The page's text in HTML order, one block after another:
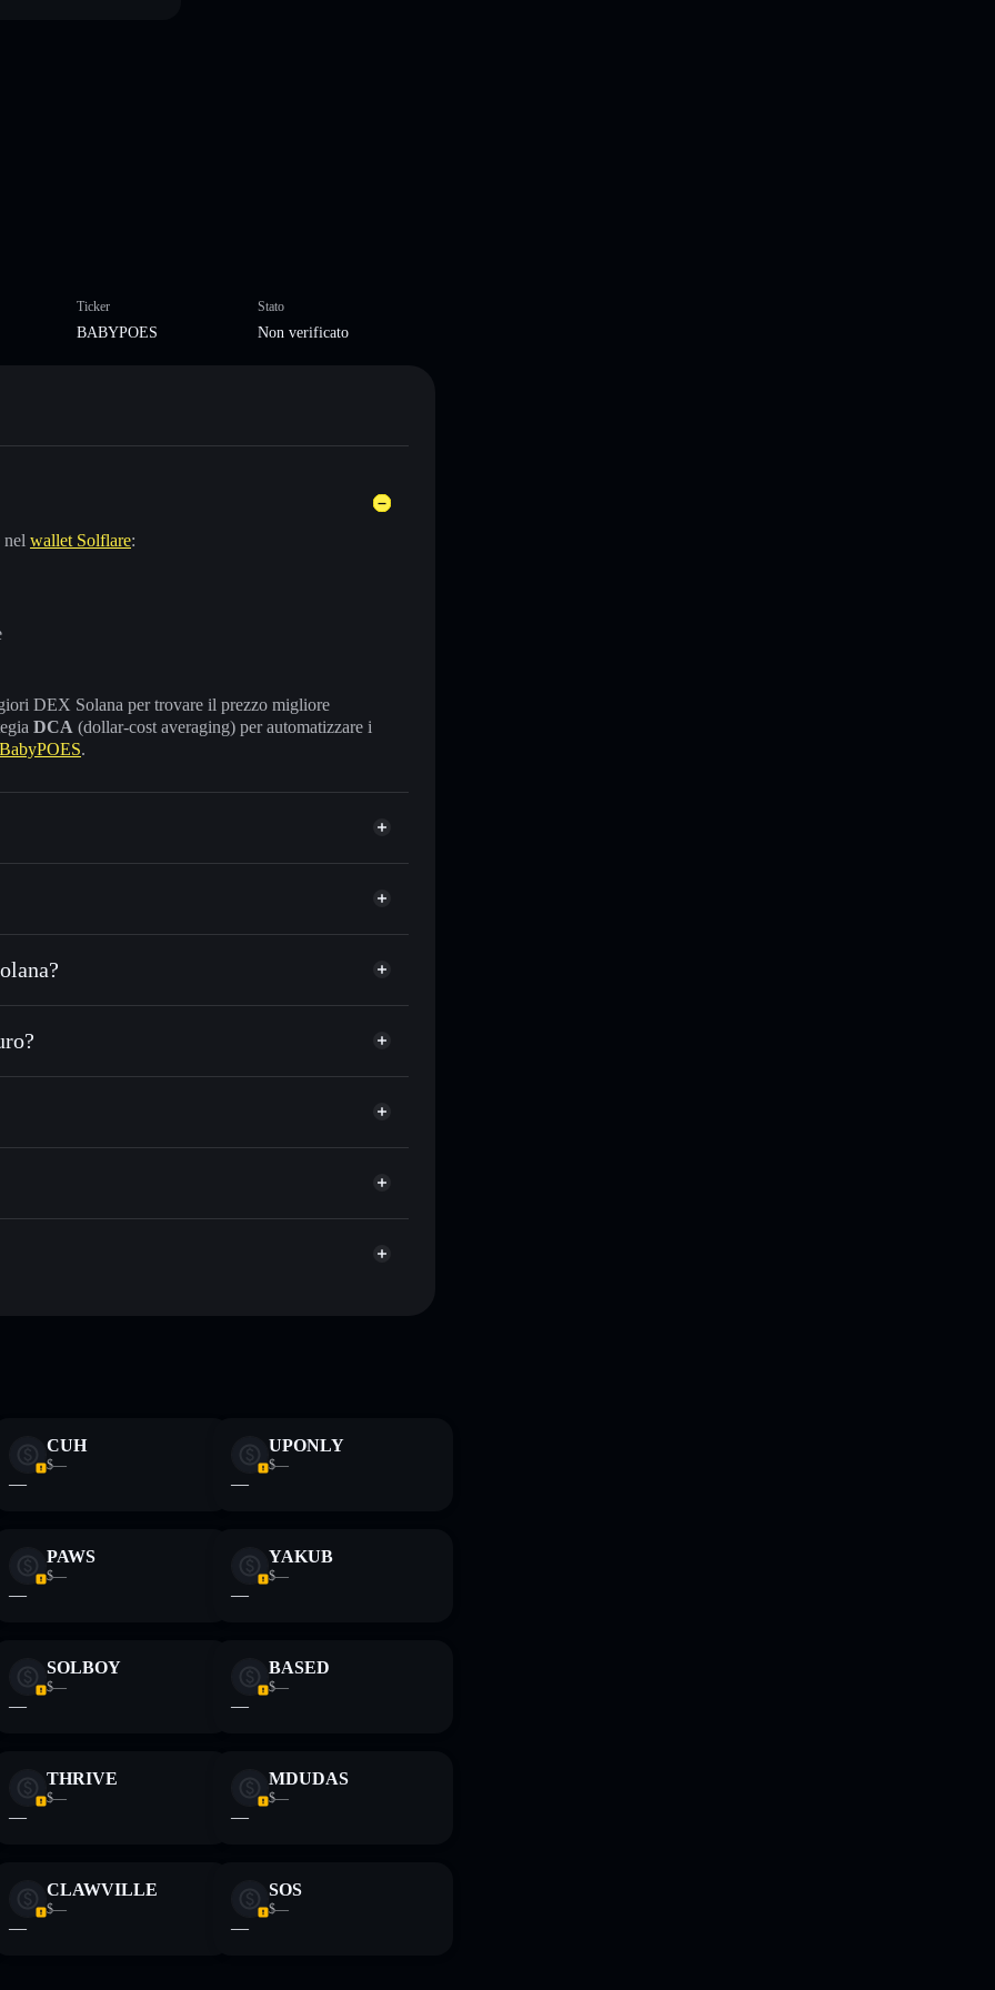
Ticker
BABYPOES
Stato
Non verificato
nel wallet Solflare:
DEX Solana per trovare il prezzo migliore
DCA (dollar-cost averaging) per automatizzare i
.
USDC o in migliaia di altri token Solana al prezzo
nel tempo
pubblicamente i wallet usando l’Aggregatore
wallet non-custodial Solflare
Aggregatore di
wallet Solflare
CUH
$—
—
UPONLY
$—
—
PAWS
$—
—
YAKUB
$—
—
SOLBOY
$—
—
BASED
$—
—
THRIVE
$—
—
MDUDAS
$—
—
CLAWVILLE
$—
—
SOS
$—
—